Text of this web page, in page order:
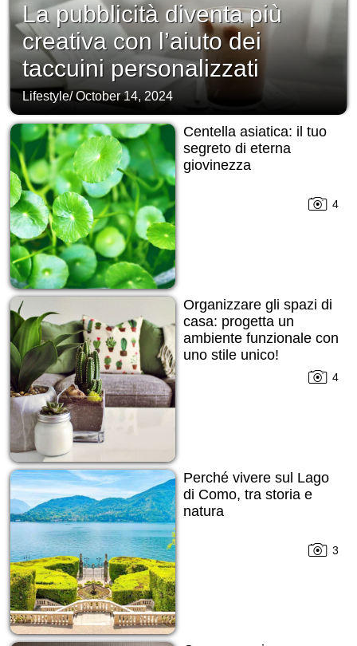
La pubblicità diventa più
creativa con l’aiuto dei
taccuini personalizzati
Lifestyle/October 14, 2024
Centella asiatica: il tuo
segreto di eterna
giovinezza
4
Organizzare gli spazi di
casa: progetta un
ambiente funzionale con
uno stile unico!
4
Perché vivere sul Lago
di Como, tra storia e
natura
3